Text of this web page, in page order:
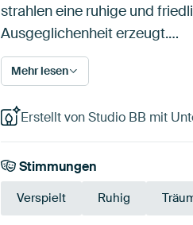
strahlen eine ruhige und
Ausgeglichenheit erzeugt.…
Mehr lesen
Erstellt von Studio BB mit
Stimmungen
Verspielt Ruhig